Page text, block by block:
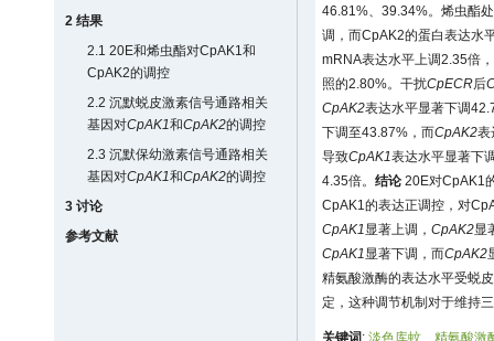
2 结果
2.1 20E和烯虫酯对CpAK1和
CpAK2的调控
2.2 沉默蜕皮激素信号通路相关
基因对CpAK1和CpAK2的调控
2.3 沉默保幼激素信号通路相关
基因对CpAK1和CpAK2的调控
3 讨论
参考文献
46.81%、39.34%。烯虫酯
调，而CpAK2的蛋白表达水
mRNA表达水平上调2.35倍
照的2.80%。干扰CpECR后
CpAK2表达水平显著下调
下调至43.87%，而CpAK2表
导致CpAK1表达水平显著下
4.35倍。 结论 20E对CpAK1
CpAK1的表达正调控，对
CpAK1显著上调， CpAK2显
CpAK1显著下调，而CpAK2
精氨酸激酶的表达水平受蜕
定，这种调节机制对于维持
关键词 : 淡色库蚊 精氨酸激